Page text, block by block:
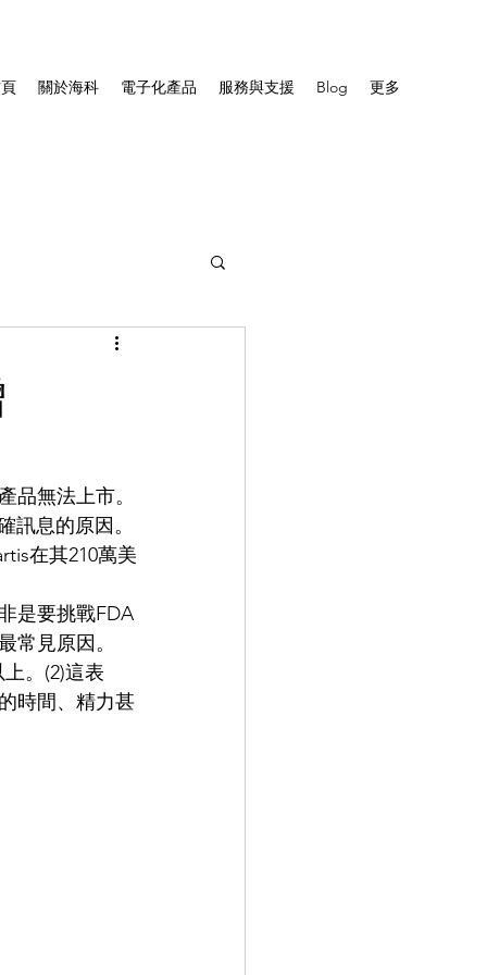
關於海科 電子化產品 服務與支援 Blog 更多
品無法上市。
息的原因。
在其210萬美
是要挑戰FDA
常見原因。
。(2)這表
時間、精力甚